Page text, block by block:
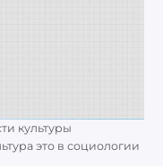
культуры
это в социологии